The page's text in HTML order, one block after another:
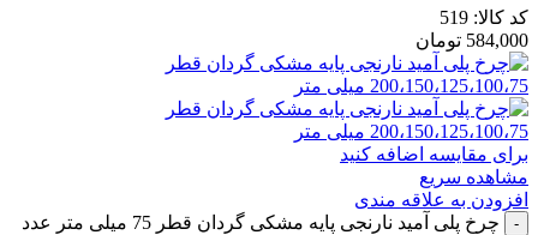
کد کالا: 519
584,000 تومان
برای مقایسه اضافه کنید
مشاهده سریع
افزودن به علاقه مندی
چرخ پلی آمید نارنجی پایه مشکی گردان قطر 75 میلی متر عدد